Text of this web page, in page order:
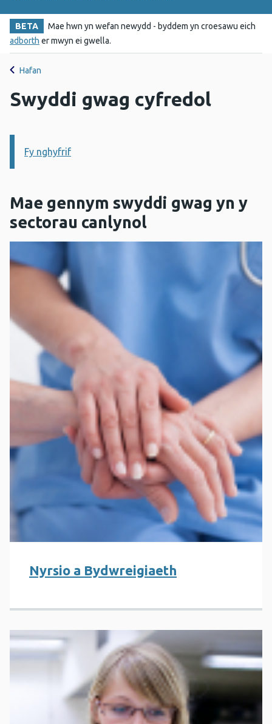
BETA
Mae hwn yn wefan newydd - byddem yn croesawu eich
adborth er mwyn ei gwella.
Hafan
Swyddi gwag cyfredol
Fy nghyfrif
Mae gennym swyddi gwag yn y
sectorau canlynol
Nyrsio a Bydwreigiaeth